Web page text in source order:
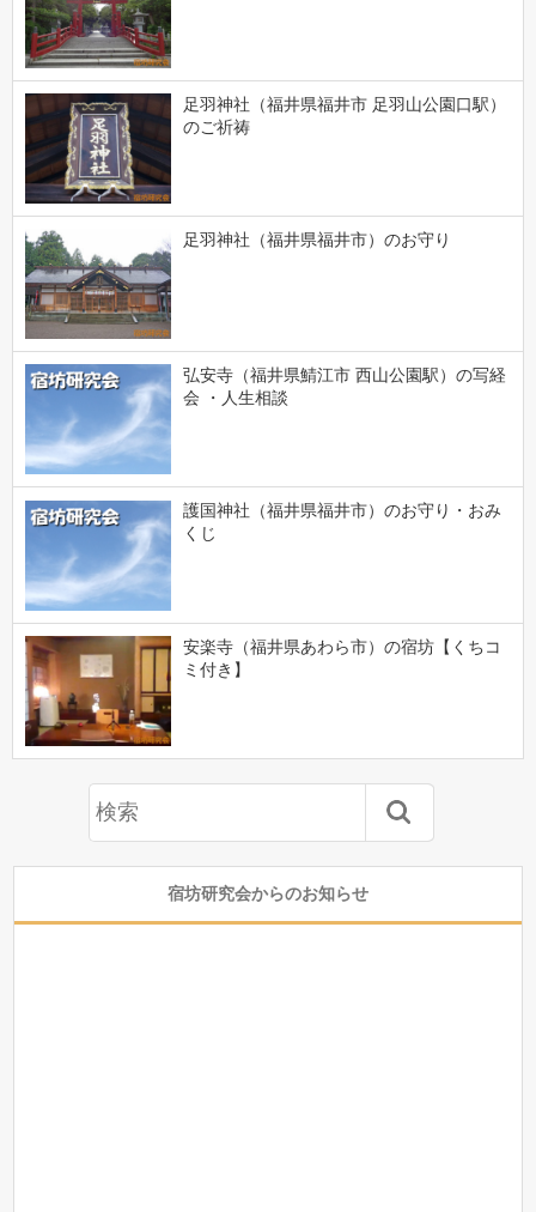
足羽神社（福井県福井市 足羽山公園口駅）
のご祈祷
足羽神社（福井県福井市）のお守り
弘安寺（福井県鯖江市 西山公園駅）の写経
会 ・人生相談
護国神社（福井県福井市）のお守り・おみ
くじ
安楽寺（福井県あわら市）の宿坊【くちコ
ミ付き】
宿坊研究会からのお知らせ